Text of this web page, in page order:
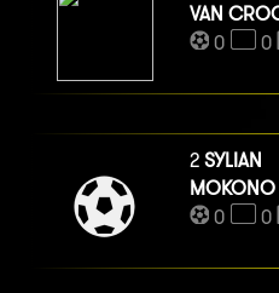
VAN
0
0
2 SYLIAN
MOKONO
0
0